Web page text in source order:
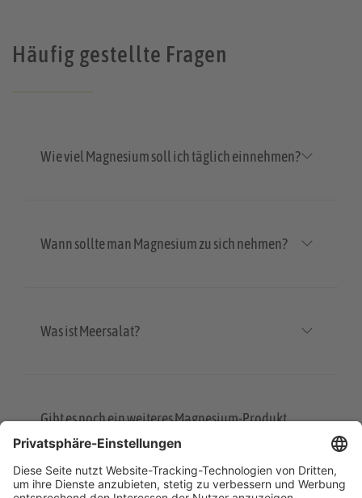
Häufig gestellte Fragen
Wie viel Magnesium soll ich täglich einnehmen?
Wann sollte man Magnesium zu sich nehmen?
Was ist Meersalat?
Gibt es noch ein weiteres Magnesium-Produkt
von hübner®?